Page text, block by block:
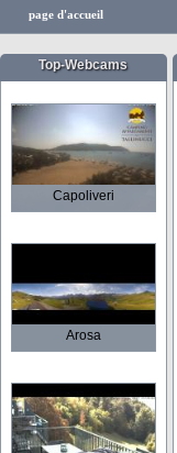
page d'accueil
Top-Webcams
Capoliveri
Arosa